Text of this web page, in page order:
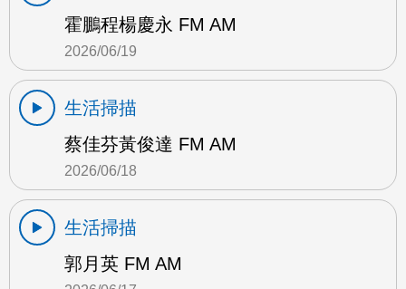
霍鵬程楊慶永 FM AM
2026/06/19
生活掃描
蔡佳芬黃俊達 FM AM
2026/06/18
生活掃描
郭月英 FM AM